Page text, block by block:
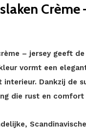
Crème
– jersey geeft
vormt een
Dankzij de
die rust en